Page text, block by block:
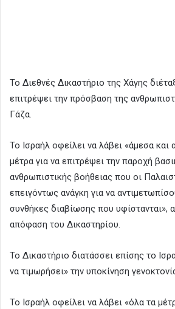
Το Διεθνές Δικαστήριο της Χάγης
επιτρέψει την πρόσβαση της
Γάζα.
Το Ισραήλ οφείλει να λάβει «άμεσα και
μέτρα για να επιτρέψει την παροχή
ανθρωπιστικής βοήθειας που οι
επειγόντως ανάγκη για να
συνθήκες διαβίωσης που υφίστανται»,
απόφαση του Δικαστηρίου.
Το Δικαστήριο διατάσσει επίσης το
να τιμωρήσει» την υποκίνηση
Το Ισραήλ οφείλει να λάβει «όλα τα